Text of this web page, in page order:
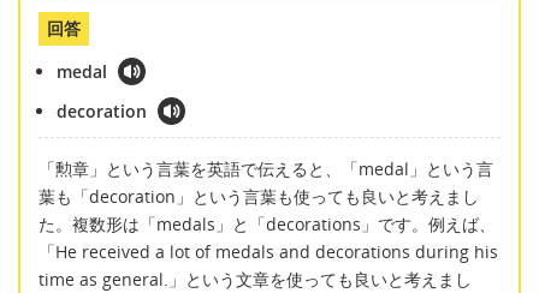
回答
medal
decoration
「勲章」という言葉を英語で伝えると、「medal」という言
葉も「decoration」という言葉も使っても良いと考えまし
た。複数形は「medals」と「decorations」です。例えば、
「He received a lot of medals and decorations during his
time as general.」という文章を使っても良いと考えまし